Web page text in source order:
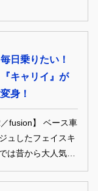
日乗りたい！
『キャリイ』が
身！
fusion】 ベース車
ュしたフェイスキ
は昔から大人気。
そり交換してイメ
豊富に出回ってい